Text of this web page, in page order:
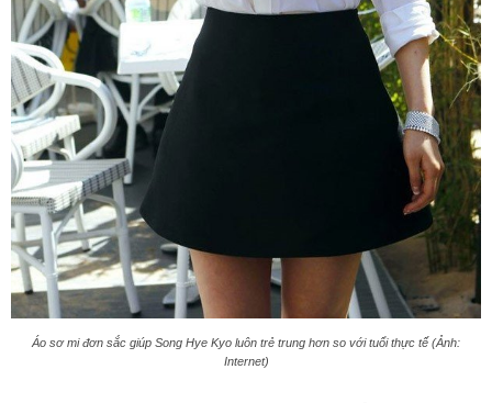
Áo sơ mi đơn sắc giúp Song Hye Kyo luôn trẻ trung hơn so với tuổi thực tế (Ảnh:
Internet)